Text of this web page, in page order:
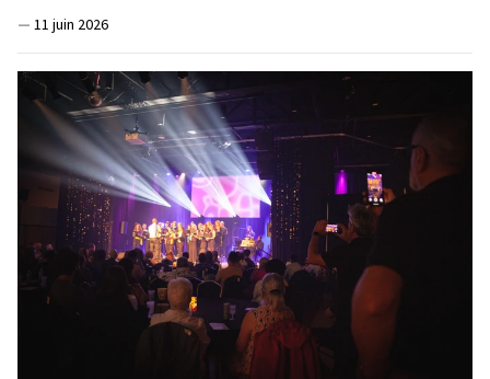
— 11 juin 2026